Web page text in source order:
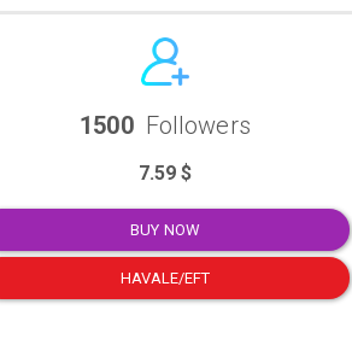
1500 Followers
7.59 $
BUY NOW
HAVALE/EFT